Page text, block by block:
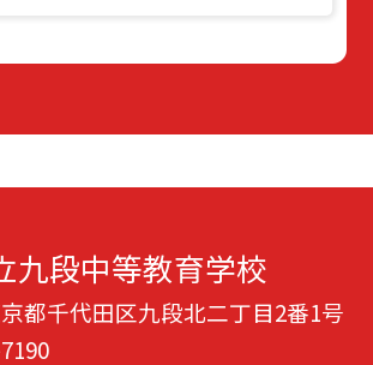
九段中等教育学校
都千代田区九段北二丁目2番1号